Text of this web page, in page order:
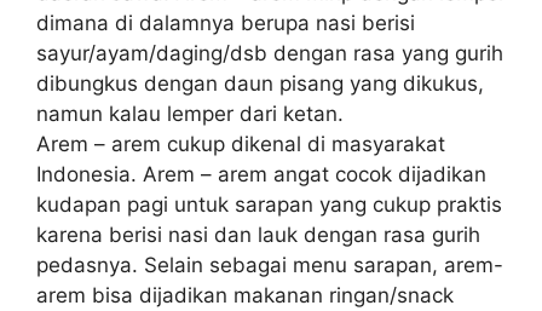
dimana di dalamnya berupa nasi berisi
sayur/ayam/daging/dsb dengan rasa yang gurih
dibungkus dengan daun pisang yang dikukus,
namun kalau lemper dari ketan.
Arem – arem cukup dikenal di masyarakat
Indonesia. Arem – arem angat cocok dijadikan
kudapan pagi untuk sarapan yang cukup praktis
karena berisi nasi dan lauk dengan rasa gurih
pedasnya. Selain sebagai menu sarapan, arem-
arem bisa dijadikan makanan ringan/snack